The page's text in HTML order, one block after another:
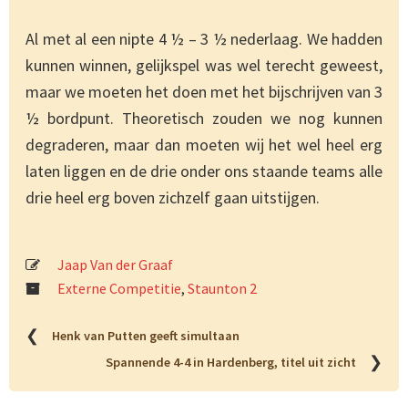
Al met al een nipte 4 ½ – 3 ½ nederlaag. We hadden
kunnen winnen, gelijkspel was wel terecht geweest,
maar we moeten het doen met het bijschrijven van 3
½ bordpunt. Theoretisch zouden we nog kunnen
degraderen, maar dan moeten wij het wel heel erg
laten liggen en de drie onder ons staande teams alle
drie heel erg boven zichzelf gaan uitstijgen.
Jaap Van der Graaf
Externe Competitie, Staunton 2
❮
Henk van Putten geeft simultaan
Spannende 4-4 in Hardenberg, titel uit zicht
❯